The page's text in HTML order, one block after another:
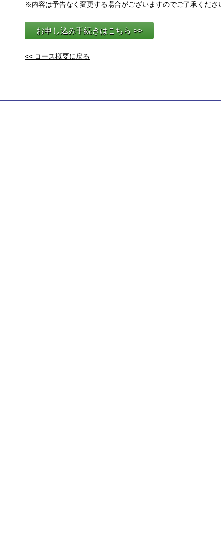
※内容は予告なく変更する場合がございますのでご了承くださ
お申し込み手続きはこちら >>
<< コース概要に戻る